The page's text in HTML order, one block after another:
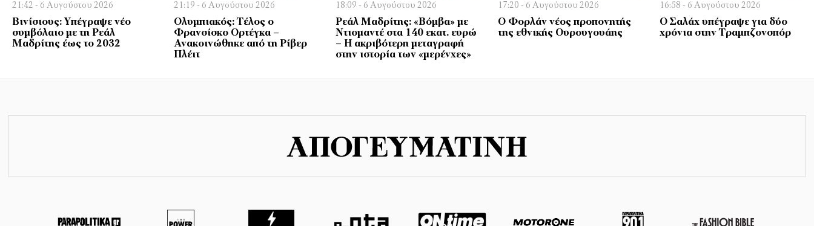
21:42 - 6 Αυγούστου 2026
Βινίσιους: Υπέγραψε νέο
συμβόλαιο με τη Ρεάλ
Μαδρίτης έως το 2032
21:19 - 6 Αυγούστου 2026
Ολυμπιακός: Τέλος ο
Φρανσίσκο Ορτέγκα –
Ανακοινώθηκε από τη Ρίβερ
Πλέιτ
18:09 - 6 Αυγούστου 2026
Ρεάλ Μαδρίτης: «Βόμβα» με
Ντιομαντέ στα 140 εκατ. ευρώ
– Η ακριβότερη μεταγραφή
στην ιστορία των «μερένχες»
17:20 - 6 Αυγούστου 2026
Ο Φορλάν νέος προπονητής
της εθνικής Ουρουγουάης
16:58 - 6 Αυγούστου 2026
Ο Σαλάχ υπέγραψε για δύο
χρόνια στην Τραμπζονσπόρ